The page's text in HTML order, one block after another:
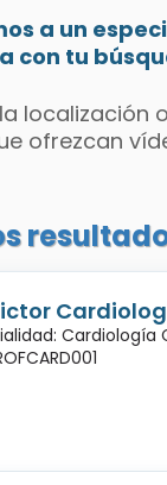
a un
con tu
localización
ofrezcan
Cardiología